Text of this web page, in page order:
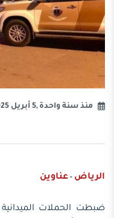
منذ سنة واحدة ,5 أبريل 2025
الرياض - عناوين